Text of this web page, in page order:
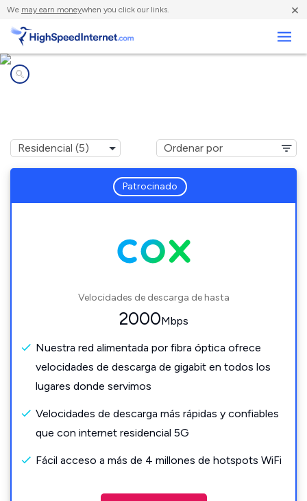
We may earn moneywhen you click our links. ×
Patrocinado
Velocidades de descarga de hasta
2000Mbps
Nuestra red alimentada por fibra óptica ofrece
velocidades de descarga de gigabit en todos los
lugares donde servimos
Velocidades de descarga más rápidas y confiables
que con internet residencial 5G
Fácil acceso a más de 4 millones de hotspots WiFi